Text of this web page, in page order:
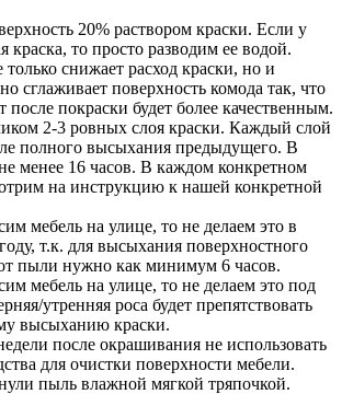
20% раствором краски. Если у
краска, то просто разводим ее водой.
только снижает расход краски, но и
сглаживает поверхность комода так, что
после покраски будет более качественным.
2-3 ровных слоя краски. Каждый слой
полного высыхания предыдущего. В
менее 16 часов. В каждом конкретном
на инструкцию к нашей конкретной
мебель на улице, то не делаем это в
т.к. для высыхания поверхностного
пыли нужно как минимум 6 часов.
мебель на улице, то не делаем это под
утренняя роса будет препятствовать
высыханию краски.
после окрашивания не использовать
для очистки поверхности мебели.
пыль влажной мягкой тряпочкой.